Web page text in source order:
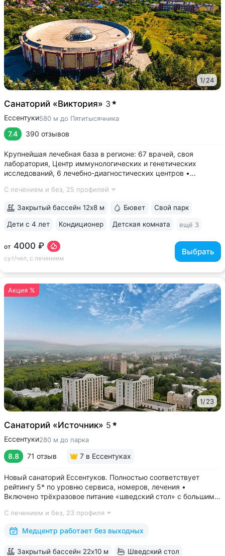
1/24
Санаторий «Виктория» 3
Ессентуки580 м до Пятитысячника
7.4 390 отзывов
Крупнейшая лечебная база в регионе: 67 врачей, своя
лаборатория, Центр иммунологических и генетических
исследований, 6 лечебно-диагностических центров •
Ессентуков. 18 минут прогулки до Грязелечебницы им.
С лечением и без, 25 профилей
от 4000 ₽
сут/чел, с лечением
Выбрать
Закрытый бассейн 12х8 м Бювет Свой парк
Дети с 4 лет Кондиционер Детская комната ещё 3
Акция %
1/23
Санаторий «Источник» 5
Ессентуки280 м до парка
8.8 71 отзыв 7 в Ессентуках
Новый санаторий Ессентуков. Полностью соответствует
рейтингу 5* по уровню сервиса, номеров, лечения •
Включено трёхразовое питание «шведский стол» с большим
в Ессентуках • Центр Курортной зоны: 3 минуты
до Курортного парка и Грязелечебницы им....
С лечением и без, 23 профиля
Медцентр работает без выходных
Закрытый бассейн 22х10 м Шведский стол